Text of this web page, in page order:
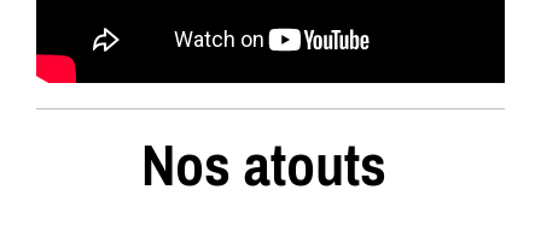
Nos atouts